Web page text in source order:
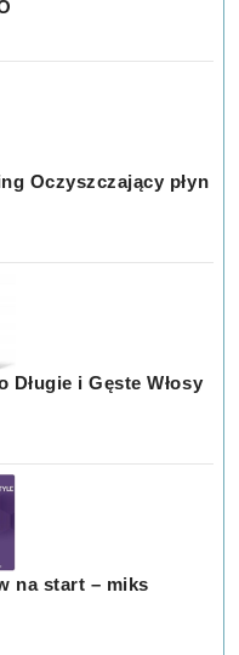
Oczyszczający płyn
i Gęste Włosy
na start – miks